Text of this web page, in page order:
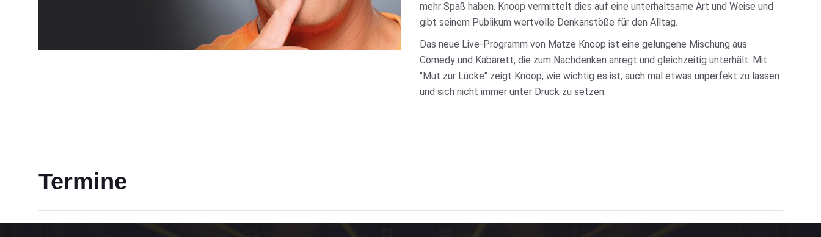
mehr Spaß haben. Knoop vermittelt dies auf eine unterhaltsame Art und Weise und
gibt seinem Publikum wertvolle Denkanstöße für den Alltag.
Das neue Live-Programm von Matze Knoop ist eine gelungene Mischung aus
Comedy und Kabarett, die zum Nachdenken anregt und gleichzeitig unterhält. Mit
"Mut zur Lücke" zeigt Knoop, wie wichtig es ist, auch mal etwas unperfekt zu lassen
und sich nicht immer unter Druck zu setzen.
Termine